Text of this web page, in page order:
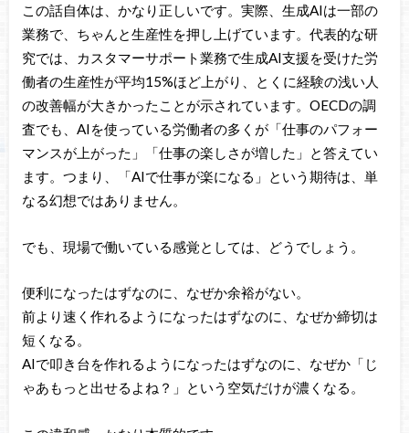
この話自体は、かなり正しいです。実際、生成AIは一部の
業務で、ちゃんと生産性を押し上げています。代表的な研
究では、カスタマーサポート業務で生成AI支援を受けた労
働者の生産性が平均15%ほど上がり、とくに経験の浅い人
の改善幅が大きかったことが示されています。OECDの調
査でも、AIを使っている労働者の多くが「仕事のパフォー
マンスが上がった」「仕事の楽しさが増した」と答えてい
ます。つまり、「AIで仕事が楽になる」という期待は、単
なる幻想ではありません。
でも、現場で働いている感覚としては、どうでしょう。
便利になったはずなのに、なぜか余裕がない。
前より速く作れるようになったはずなのに、なぜか締切は
短くなる。
AIで叩き台を作れるようになったはずなのに、なぜか「じ
ゃあもっと出せるよね？」という空気だけが濃くなる。